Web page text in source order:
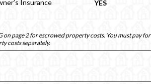
Insurance
YES
on page 2 for escrowed property costs. You must pay for
costs separately.